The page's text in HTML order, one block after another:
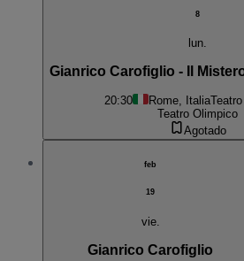
8
lun.
Gianrico Carofiglio - Il
20:30 Rome, Italia
Teatro Olimpico
Agotado
feb
19
vie.
Gianrico Carofiglio